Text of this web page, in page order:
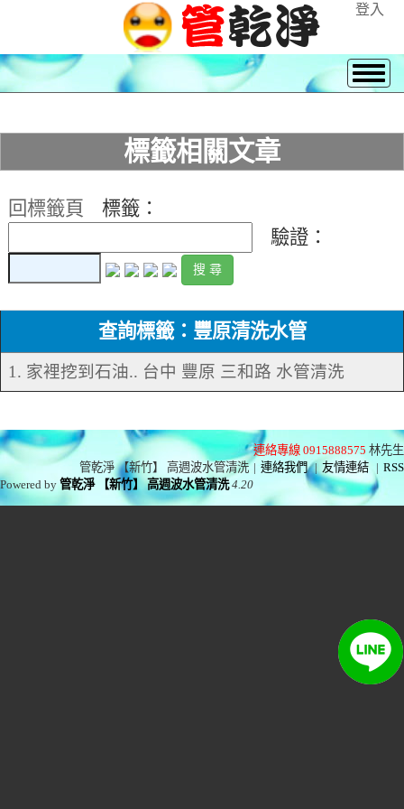
登入
標籤相關文章
回標籤頁
標籤：
驗證：
查詢標籤：豐原清洗水管
1. 家裡挖到石油.. 台中 豐原 三和路 水管清洗
連絡專線 0915888575 林先生
管乾淨 【新竹】 高週波水管清洗 | 連絡我們 | 友情連結 | RSS
Powered by管乾淨 【新竹】 高週波水管清洗 4.20